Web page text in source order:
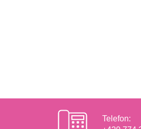
Telefon: